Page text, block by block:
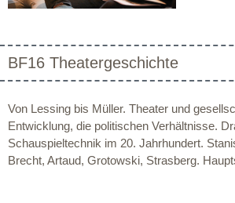
BF16 Theatergeschichte
Von Lessing bis Müller. Theater und
Entwicklung, die politischen Verhältnisse.
Schauspieltechnik im 20. Jahrhundert.
Brecht, Artaud, Grotowski, Strasberg.